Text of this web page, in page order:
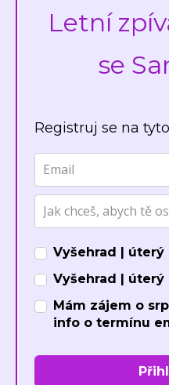
Letní
se
Registruj se na
Vyšehrad | úterý
Vyšehrad | úterý
Mám zájem o
info o termínu